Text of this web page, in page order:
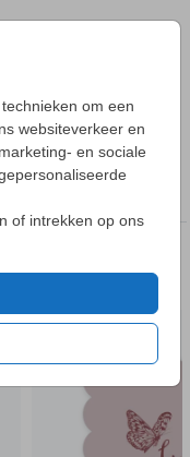
om een
websiteverkeer en
en sociale
of intrekken op ons
vorm met